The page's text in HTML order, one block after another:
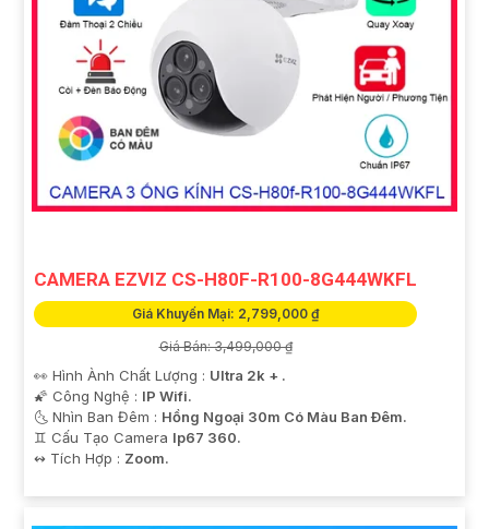
CAMERA EZVIZ CS-H80F-R100-8G444WKFL
Giá Khuyến Mại: 2,799,000 ₫
Giá Bán: 3,499,000 ₫
👀 Hình Ành Chất Lượng : Ultra 2k + .
🌠 Công Nghệ : IP Wifi.
🌜 Nhìn Ban Đêm : Hồng Ngoại 30m Có Màu Ban Ðêm.
♊ Cấu Tạo Camera Ip67 360.
️↭ Tích Hợp : Zoom.